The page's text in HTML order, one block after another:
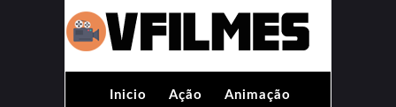
Inicio Ação Animação